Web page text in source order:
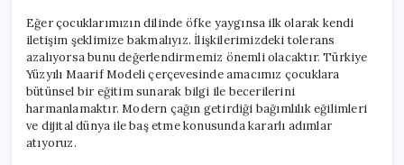
Eğer çocuklarımızın dilinde öfke yaygınsa ilk olarak kendi
iletişim şeklimize bakmalıyız. İlişkilerimizdeki tolerans
azalıyorsa bunu değerlendirmemiz önemli olacaktır. Türkiye
Yüzyılı Maarif Modeli çerçevesinde amacımız çocuklara
bütünsel bir eğitim sunarak bilgi ile becerilerini
harmanlamaktır. Modern çağın getirdiği bağımlılık eğilimleri
ve dijital dünya ile baş etme konusunda kararlı adımlar
atıyoruz.